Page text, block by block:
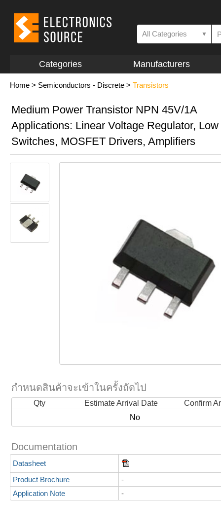
All Categories ▼
Categories Manufacturers
Home > Semiconductors - Discrete > Transistors
Medium Power Transistor NPN 45V/1A
Applications: Linear Voltage Regulator,
Switches, MOSFET Drivers, Amplifiers
กำหนดสินค้าจะเข้าในครั้งถัดไป
Qty Estimate Arrival Date
Confirm
No
Documentation
Datasheet
Product Brochure
-
Application Note
-